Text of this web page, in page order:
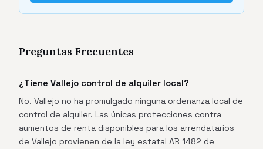
Preguntas Frecuentes
¿Tiene Vallejo control de alquiler local?
No. Vallejo no ha promulgado ninguna ordenanza local de
control de alquiler. Las únicas protecciones contra
aumentos de renta disponibles para los arrendatarios
de Vallejo provienen de la ley estatal AB 1482 de